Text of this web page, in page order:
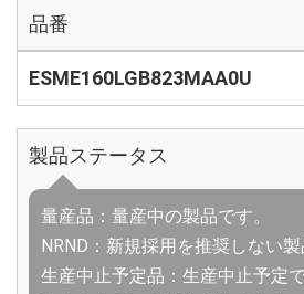
品番
ESME160LGB823MAA0U
製品ステータス
量産品：量産中の製品です。
NRND：新規採用を推奨しない製
生産中止予定品：生産中止予定